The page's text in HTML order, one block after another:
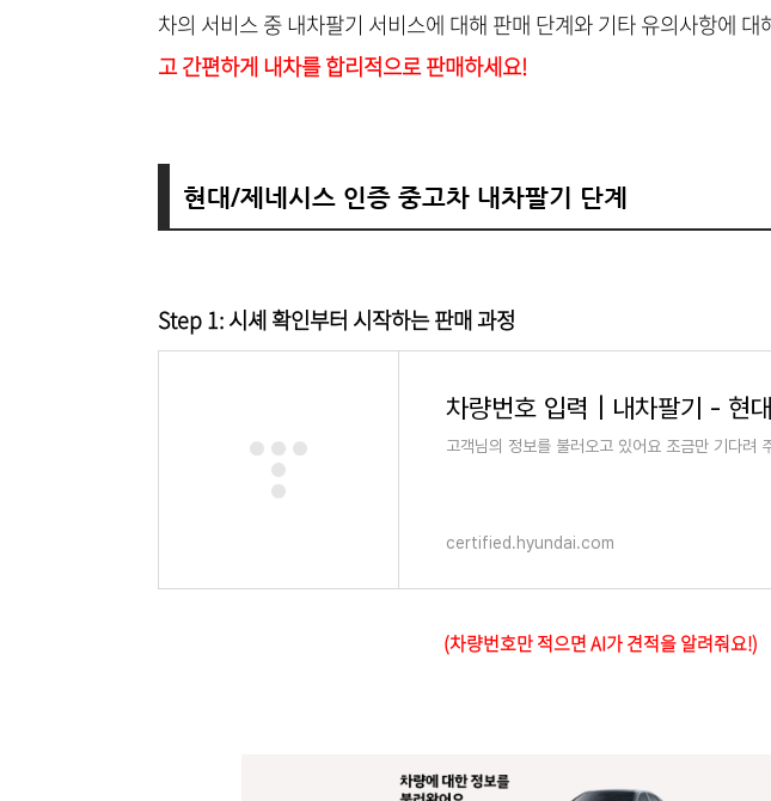
차의 서비스 중 내차팔기 서비스에 대해 판매 단계와 기타 유의사항에 대
고 간편하게 내차를 합리적으로 판매하세요!
현대/제네시스 인증 중고차 내차팔기 단계
Step 1: 시셰 확인부터 시작하는 판매 과정
고객님의 정보를 불러오고 있어요 조금만 기다려
certified.hyundai.com
(차량번호만 적으면 AI가 견적을 알려줘요!)